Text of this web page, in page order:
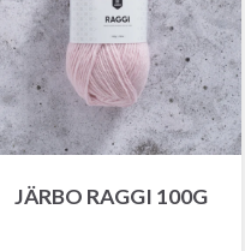
JÄRBO RAGGI 100G